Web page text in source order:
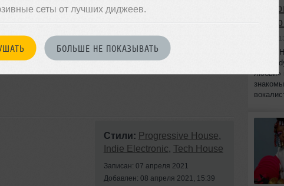
сеты от лучших диджеев.
БОЛЬШЕ НЕ ПОКАЗЫВАТЬ
Стили: Progressive House,
Indie Electronic, Tech House
Записан: 07 апреля 2021
Добавлен: 08 апреля 2021, 15:39
вчера в
Marlon
Ist
любви»